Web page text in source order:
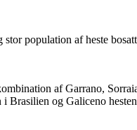
population af heste
af Garrano,
i Brasilien og Galiceno